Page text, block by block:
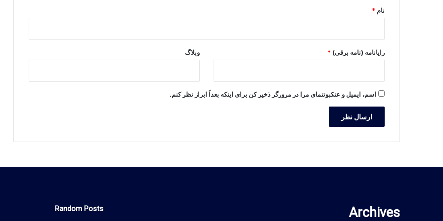
نام *
رایانامه (نامه برقی) * وبلاگ
اسم، ایمیل و عنکبوتنمای مرا در مرورگر ذخیر کن برای اینکه بعداً ابراز نظر کنم.
Archives
Random Posts